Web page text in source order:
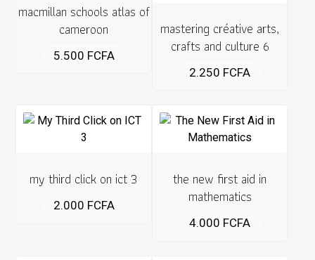
macmillan schools atlas of
cameroon
5.500 FCFA
mastering créative arts,
crafts and culture 6
2.250 FCFA
my third click on ict 3
2.000 FCFA
the new first aid in
mathematics
4.000 FCFA